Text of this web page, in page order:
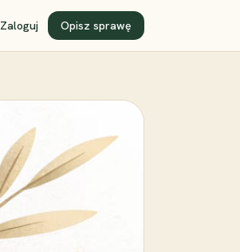
Zaloguj Opisz sprawę